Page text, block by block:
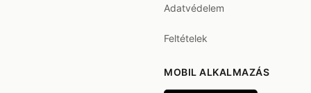
Adatvédelem
Feltételek
MOBIL ALKALMAZÁS